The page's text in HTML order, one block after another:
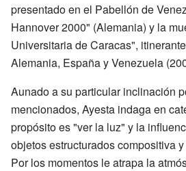
presentado en el Pabellón de
Hannover 2000" (Alemania) y la
Universitaria de Caracas",
Alemania, España y Venezuela
Aunado a su particular inclinación
mencionados, Ayesta indaga en
propósito es "ver la luz" y la
objetos estructurados compositiva
Por los momentos le atrapa la